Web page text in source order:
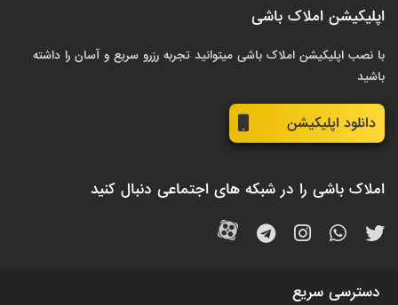
اپلیکیشن املاک باشی
با نصب اپلیکیشن املاک باشی میتوانید تجربه رزرو سریع و آسان را داشته
باشید
دانلود اپلیکیشن
املاک باشی را در شبکه های اجتماعی دنبال کنید
دسترسی سریع